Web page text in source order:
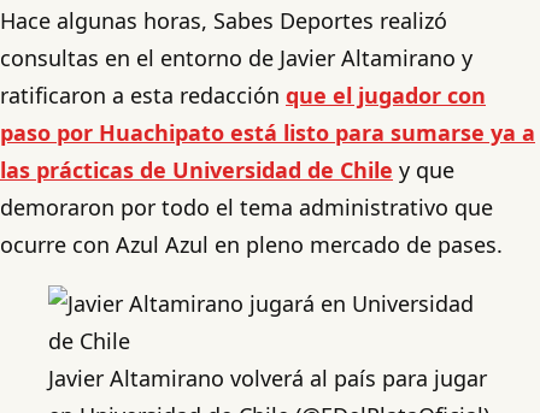
Hace algunas horas, Sabes Deportes realizó
consultas en el entorno de Javier Altamirano y
ratificaron a esta redacción que el jugador con
paso por Huachipato está listo para sumarse ya a
las prácticas de Universidad de Chile y que
demoraron por todo el tema administrativo que
ocurre con Azul Azul en pleno mercado de pases.
Javier Altamirano volverá al país para jugar